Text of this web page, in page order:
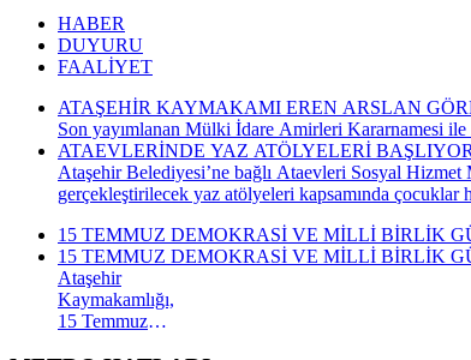
HABER
DUYURU
FAALİYET
ATAŞEHİR KAYMAKAMI EREN ARSLAN
Son yayımlanan Mülki İdare Amirleri Kararnamesi
ATAEVLERİNDE YAZ ATÖLYELERİ BAŞLIYOR
Ataşehir Belediyesi’ne bağlı Ataevleri Sosyal
gerçekleştirilecek yaz atölyeleri kapsamında
15 TEMMUZ DEMOKRASİ VE MİLLİ BİRLİK
15 TEMMUZ DEMOKRASİ VE MİLLİ BİRLİK
Ataşehir
Kaymakamlığı,
15 Temmuz